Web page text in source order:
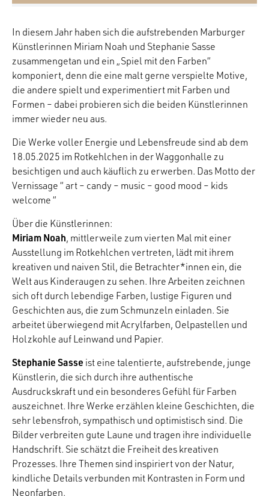
In diesem Jahr haben sich die aufstrebenden Marburger
Künstlerinnen Miriam Noah und Stephanie Sasse
zusammengetan und ein „Spiel mit den Farben“
komponiert, denn die eine malt gerne verspielte Motive,
die andere spielt und experimentiert mit Farben und
Formen – dabei probieren sich die beiden Künstlerinnen
immer wieder neu aus.
Die Werke voller Energie und Lebensfreude sind ab dem
18.05.2025 im Rotkehlchen in der Waggonhalle zu
besichtigen und auch käuflich zu erwerben. Das Motto der
Vernissage “ art – candy – music – good mood – kids
welcome “
Über die Künstlerinnen:
Miriam Noah, mittlerweile zum vierten Mal mit einer
Ausstellung im Rotkehlchen vertreten, lädt mit ihrem
kreativen und naiven Stil, die Betrachter*innen ein, die
Welt aus Kinderaugen zu sehen. Ihre Arbeiten zeichnen
sich oft durch lebendige Farben, lustige Figuren und
Geschichten aus, die zum Schmunzeln einladen. Sie
arbeitet überwiegend mit Acrylfarben, Oelpastellen und
Holzkohle auf Leinwand und Papier.
Stephanie Sasse ist eine talentierte, aufstrebende, junge
Künstlerin, die sich durch ihre authentische
Ausdruckskraft und ein besonderes Gefühl für Farben
auszeichnet. Ihre Werke erzählen kleine Geschichten, die
sehr lebensfroh, sympathisch und optimistisch sind. Die
Bilder verbreiten gute Laune und tragen ihre individuelle
Handschrift. Sie schätzt die Freiheit des kreativen
Prozesses. Ihre Themen sind inspiriert von der Natur,
kindliche Details verbunden mit Kontrasten in Form und
Neonfarben.